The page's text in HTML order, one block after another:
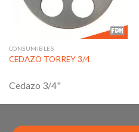
CONSUMIBLES
CEDAZO TORREY 3/4
Cedazo 3/4"